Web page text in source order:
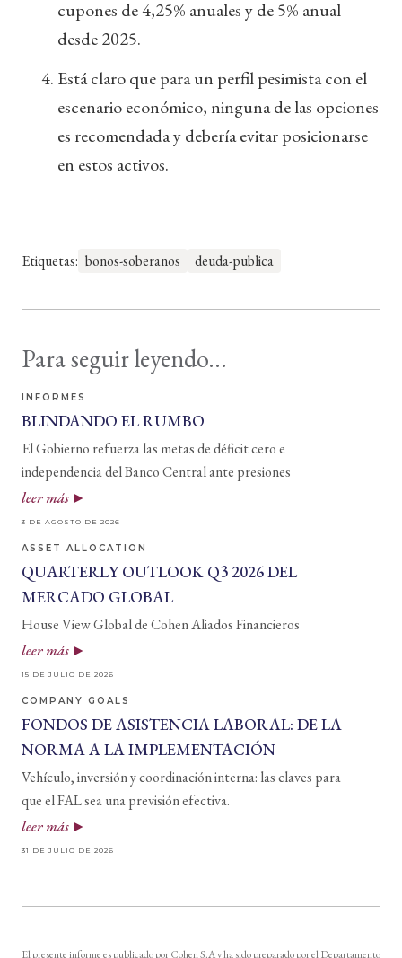
cupones de 4,25% anuales y de 5% anual
desde 2025.
Está claro que para un perfil pesimista con el
escenario económico, ninguna de las opciones
es recomendada y debería evitar posicionarse
en estos activos.
Etiquetas: bonos-soberanos deuda-publica
Para seguir leyendo...
INFORMES
BLINDANDO EL RUMBO
El Gobierno refuerza las metas de déficit cero e
independencia del Banco Central ante presiones
leer más
3 DE AGOSTO DE 2026
ASSET ALLOCATION
QUARTERLY OUTLOOK Q3 2026 DEL
MERCADO GLOBAL
House View Global de Cohen Aliados Financieros
leer más
15 DE JULIO DE 2026
COMPANY GOALS
FONDOS DE ASISTENCIA LABORAL: DE LA
NORMA A LA IMPLEMENTACIÓN
Vehículo, inversión y coordinación interna: las claves para
que el FAL sea una previsión efectiva.
leer más
31 DE JULIO DE 2026
El presente informe es publicado por Cohen S.A y ha sido preparado por el Departamento